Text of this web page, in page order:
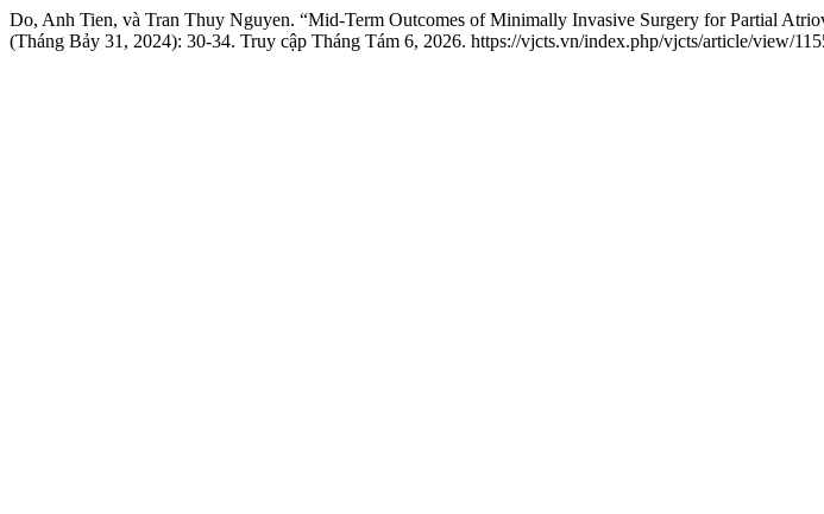
Do, Anh Tien, và Tran Thuy Nguyen. “Mid-Term Outcomes of Minimally Invasive Surgery for Partial
(Tháng Bảy 31, 2024): 30-34. Truy cập Tháng Tám 6, 2026. https://vjcts.vn/index.php/vjcts/article/view/